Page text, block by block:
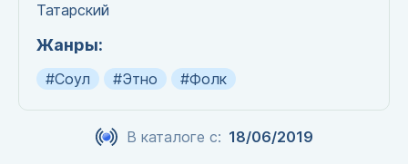
Татарский
Жанры:
#Соул #Этно #Фолк
В каталоге с: 18/06/2019